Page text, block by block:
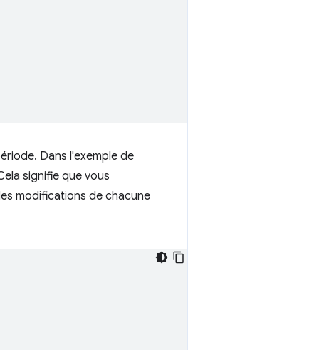
Dans l'exemple de
signifie que vous
modifications de chacune